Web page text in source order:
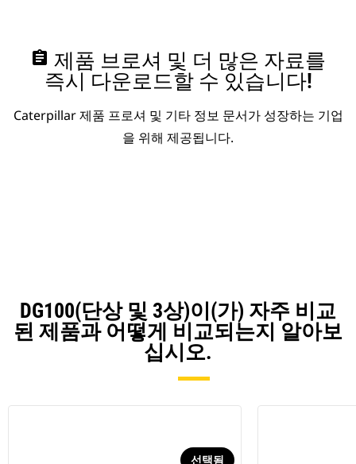
assignment 제품 브로셔 및 더 많은 자료를
즉시 다운로드할 수 있습니다!
Caterpillar 제품 프로셔 및 기타 정보 문서가 성장하는 기업
을 위해 제공됩니다.
DG100(단상 및 3상)이(가) 자주 비교
된 제품과 어떻게 비교되는지 알아보
십시오.
선택됨